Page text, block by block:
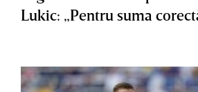
Lukic: „Pentru suma